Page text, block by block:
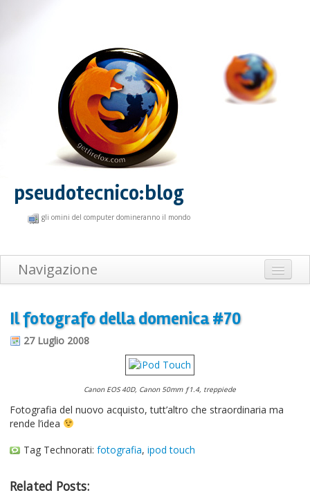
pseudotecnico:blog
gli omini del computer domineranno il mondo
Navigazione
Informazioni sul blog
Contatti
Cookie
Il fotografo della domenica #70
27 Luglio 2008
Canon EOS 40D, Canon 50mm ƒ1.4, treppiede
Fotografia del nuovo acquisto, tutt’altro che straordinaria ma
rende l’idea
Tag Technorati: fotografia, ipod touch
Related Posts: